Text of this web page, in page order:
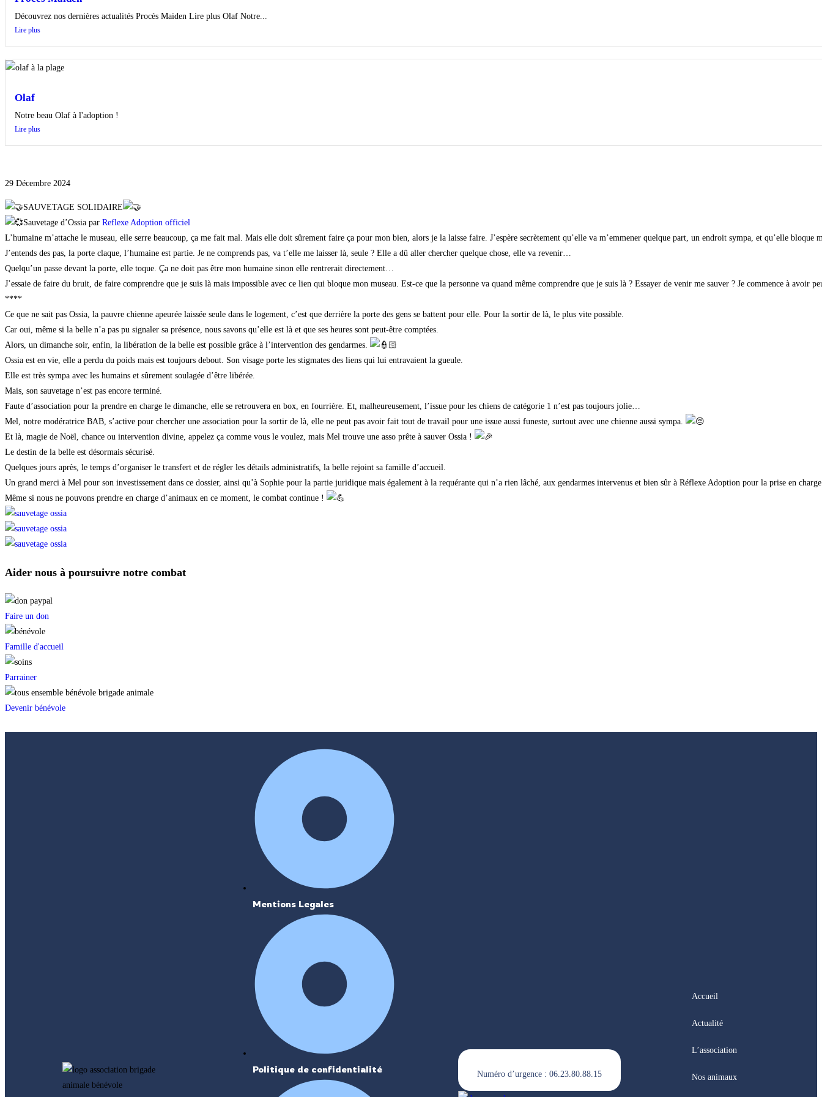
Découvrez nos dernières actualités Procès Maiden Lire plus Olaf Notre...
Lire plus
Olaf
Notre beau Olaf à l'adoption !
Lire plus
29 Décembre 2024
SAUVETAGE SOLIDAIRE
Sauvetage d’Ossia par Reflexe Adoption officiel
L’humaine m’attache le museau, elle serre beaucoup, ça me fait mal. Mais elle doit sûrement faire ça pour mon bien, alors je la laisse faire. J’espère secrètement qu’elle va m’emmener quelque part, un endroit sympa, et qu’elle
J’entends des pas, la porte claque, l’humaine est partie. Je ne comprends pas, va t’elle me laisser là, seule ? Elle a dû aller chercher quelque chose, elle va revenir…
Quelqu’un passe devant la porte, elle toque. Ça ne doit pas être mon humaine sinon elle rentrerait directement…
J’essaie de faire du bruit, de faire comprendre que je suis là mais impossible avec ce lien qui bloque mon museau. Est-ce que la personne va quand même comprendre que je suis là ? Essayer de venir me sauver ? Je commence à
****
Ce que ne sait pas Ossia, la pauvre chienne apeurée laissée seule dans le logement, c’est que derrière la porte des gens se battent pour elle. Pour la sortir de là, le plus vite possible.
Car oui, même si la belle n’a pas pu signaler sa présence, nous savons qu’elle est là et que ses heures sont peut-être comptées.
Alors, un dimanche soir, enfin, la libération de la belle est possible grâce à l’intervention des gendarmes.
Ossia est en vie, elle a perdu du poids mais est toujours debout. Son visage porte les stigmates des liens qui lui entravaient la gueule.
Elle est très sympa avec les humains et sûrement soulagée d’être libérée.
Mais, son sauvetage n’est pas encore terminé.
Faute d’association pour la prendre en charge le dimanche, elle se retrouvera en box, en fourrière. Et, malheureusement, l’issue pour les chiens de catégorie 1 n’est pas toujours jolie…
Mel, notre modératrice BAB, s’active pour chercher une association pour la sortir de là, elle ne peut pas avoir fait tout de travail pour une issue aussi funeste, surtout avec une chienne aussi sympa.
Et là, magie de Noël, chance ou intervention divine, appelez ça comme vous le voulez, mais Mel trouve une asso prête à sauver Ossia !
Le destin de la belle est désormais sécurisé.
Quelques jours après, le temps d’organiser le transfert et de régler les détails administratifs, la belle rejoint sa famille d’accueil.
Un grand merci à Mel pour son investissement dans ce dossier, ainsi qu’à Sophie pour la partie juridique mais également à la requérante qui n’a rien lâché, aux gendarmes intervenus et bien sûr à Réflexe Adoption pour la prise en
Même si nous ne pouvons prendre en charge d’animaux en ce moment, le combat continue !
Aider nous à poursuivre notre combat
Faire un don
Famille d'accueil
Parrainer
Devenir bénévole
Mentions Legales
Politique de confidentialité Numéro d’urgence : 06.23.80.88.15
Accueil
Actualité
L’association
Nos animaux